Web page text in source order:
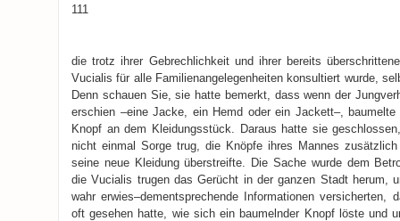
111
die trotz ihrer Gebrechlichkeit und ihrer bereits
Vucialis für alle Familienangelegenheiten konsultiert wurde,
Denn schauen Sie, sie hatte bemerkt, dass wenn der
erschien –eine Jacke, ein Hemd oder ein Jackett–,
Knopf an dem Kleidungsstück. Daraus hatte sie
nicht einmal Sorge trug, die Knöpfe ihres Mannes
seine neue Kleidung überstreifte. Die Sache wurde dem
die Vucialis trugen das Gerücht in der ganzen Stadt herum,
wahr erwies–dementsprechende Informationen versicherten,
oft gesehen hatte, wie sich ein baumelnder Knopf löste und